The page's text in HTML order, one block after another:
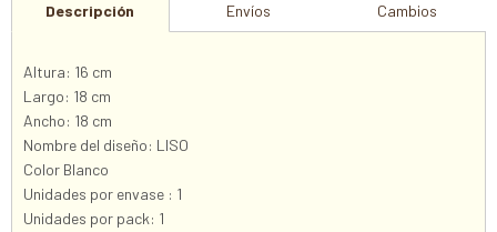
Descripción Envíos Cambios
Altura: 16 cm
Largo: 18 cm
Ancho: 18 cm
Nombre del diseño: LISO
Color Blanco
Unidades por envase : 1
Unidades por pack: 1